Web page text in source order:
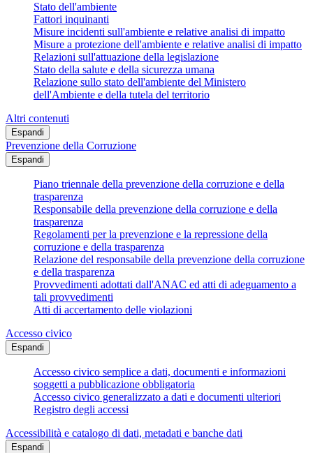
Stato dell'ambiente
Fattori inquinanti
Misure incidenti sull'ambiente e relative analisi di impatto
Misure a protezione dell'ambiente e relative analisi di impatto
Relazioni sull'attuazione della legislazione
Stato della salute e della sicurezza umana
Relazione sullo stato dell'ambiente del Ministero
dell'Ambiente e della tutela del territorio
Altri contenuti
Espandi
Prevenzione della Corruzione
Espandi
Piano triennale della prevenzione della corruzione e della
trasparenza
Responsabile della prevenzione della corruzione e della
trasparenza
Regolamenti per la prevenzione e la repressione della
corruzione e della trasparenza
Relazione del responsabile della prevenzione della corruzione
e della trasparenza
Provvedimenti adottati dall'ANAC ed atti di adeguamento a
tali provvedimenti
Atti di accertamento delle violazioni
Accesso civico
Espandi
Accesso civico semplice a dati, documenti e informazioni
soggetti a pubblicazione obbligatoria
Accesso civico generalizzato a dati e documenti ulteriori
Registro degli accessi
Accessibilità e catalogo di dati, metadati e banche dati
Espandi